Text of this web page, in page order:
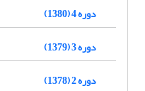
دوره 4 (1380)
دوره 3 (1379)
دوره 2 (1378)